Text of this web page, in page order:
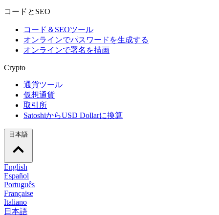
コードとSEO
コード＆SEOツール
オンラインでパスワードを生成する
オンラインで署名を描画
Crypto
通貨ツール
仮想通貨
取引所
SatoshiからUSD Dollarに換算
English
Español
Português
Française
Italiano
日本語